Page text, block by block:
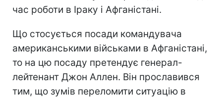
час роботи в Іраку і Афганістані.
Що стосується посади командувача
американськими військами в Афганістані,
то на цю посаду претендує генерал-
лейтенант Джон Аллен. Він прославився
тим, що зумів переломити ситуацію в